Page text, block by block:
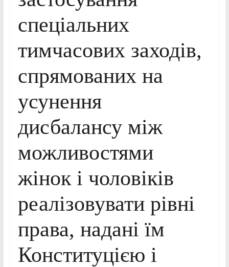
спеціальних
тимчасових заходів,
спрямованих на
усунення
дисбалансу між
можливостями
жінок і чоловіків
реалізовувати рівні
права, надані їм
Конституцією і